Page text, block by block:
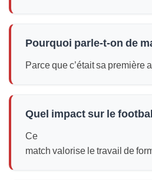
Pourquoi parle‑t‑on de
Parce que c’était sa première
Quel impact sur le
Ce
match valorise le travail de